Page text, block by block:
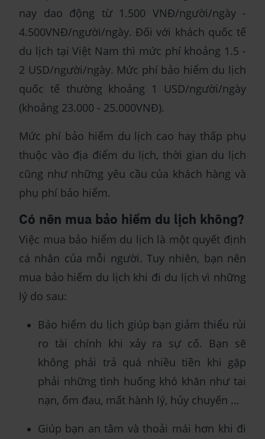
nay dao động từ 1.500 VNĐ/người/ngày -
4.500VNĐ/người/ngày. Đối với khách quốc tế
du lịch tại Việt Nam thì mức phí khoảng 1.5 -
2 USD/người/ngày. Mức phí bảo hiểm du lịch
quốc tế thường khoảng 1 USD/người/ngày
(khoảng 23.000 - 25.000VNĐ).
Mức phí bảo hiểm du lịch cao hay thấp phụ
thuộc vào địa điểm du lịch, thời gian du lịch
cũng như những yêu cầu của khách hàng và
phụ phí bảo hiểm.
Có nên mua bảo hiểm du lịch không?
Việc mua bảo hiểm du lịch là một quyết định
cá nhân của mỗi người. Tuy nhiên, bạn nên
mua bảo hiểm du lịch khi đi du lịch vì những
lý do sau:
Bảo hiểm du lịch giúp bạn giảm thiểu rủi
ro tài chính khi xảy ra sự cố. Bạn sẽ
không phải trả quá nhiều tiền khi gặp
phải những tình huống khó khăn như tai
nạn, ốm đau, mất hành lý, hủy chuyến …
Giúp bạn an tâm và thoải mái hơn khi đi